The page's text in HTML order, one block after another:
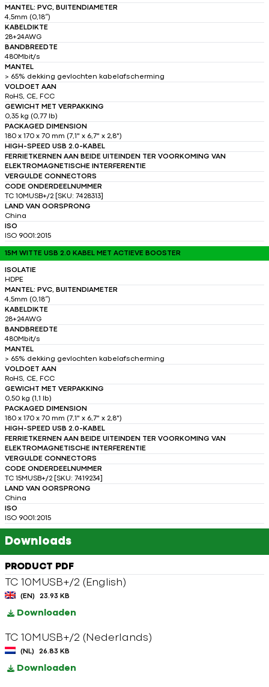
MANTEL: PVC, BUITENDIAMETER
4,5mm (0,18″)
KABELDIKTE
28+24AWG
BANDBREEDTE
480Mbit/s
MANTEL
> 65% dekking gevlochten kabelafscherming
VOLDOET AAN
RoHS, CE, FCC
GEWICHT MET VERPAKKING
0,35 kg (0,77 lb)
PACKAGED DIMENSION
180 x 170 x 70 mm (7,1" x 6,7" x 2,8")
HIGH-SPEED USB 2.0-KABEL
FERRIETKERNEN AAN BEIDE UITEINDEN TER VOORKOMING VAN
ELEKTROMAGNETISCHE INTERFERENTIE
VERGULDE CONNECTORS
CODE ONDERDEELNUMMER
TC 10MUSB+/2 [SKU: 7428313]
LAND VAN OORSPRONG
China
ISO
ISO 9001:2015
15M WITTE USB 2.0 KABEL MET ACTIEVE BOOSTER
ISOLATIE
HDPE
MANTEL: PVC, BUITENDIAMETER
4,5mm (0,18″)
KABELDIKTE
28+24AWG
BANDBREEDTE
480Mbit/s
MANTEL
> 65% dekking gevlochten kabelafscherming
VOLDOET AAN
RoHS, CE, FCC
GEWICHT MET VERPAKKING
0,50 kg (1,1 lb)
PACKAGED DIMENSION
180 x 170 x 70 mm (7,1" x 6,7" x 2,8")
HIGH-SPEED USB 2.0-KABEL
FERRIETKERNEN AAN BEIDE UITEINDEN TER VOORKOMING VAN
ELEKTROMAGNETISCHE INTERFERENTIE
VERGULDE CONNECTORS
CODE ONDERDEELNUMMER
TC 15MUSB+/2 [SKU: 7419234]
LAND VAN OORSPRONG
China
ISO
ISO 9001:2015
Downloads
PRODUCT PDF
TC 10MUSB+/2 (English)
(EN) 23.93 KB
Downloaden
TC 10MUSB+/2 (Nederlands)
(NL) 26.83 KB
Downloaden